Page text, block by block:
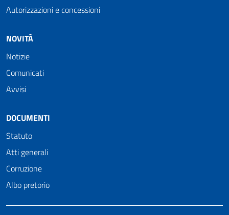
Autorizzazioni e concessioni
NOVITÀ
Notizie
Comunicati
Avvisi
DOCUMENTI
Statuto
Atti generali
Corruzione
Albo pretorio